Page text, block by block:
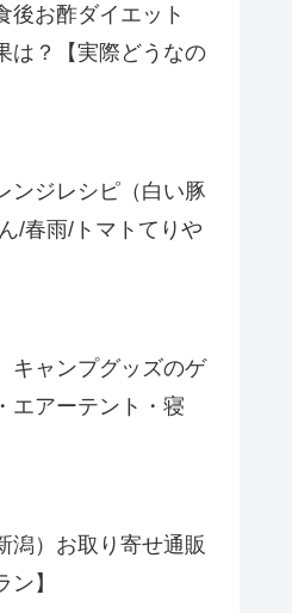
後お酢ダイエット
は？【実際どうなの
ンジレシピ（白い豚
/春雨/トマトてりや
キャンプグッズのゲ
エアーテント・寝
潟）お取り寄せ通販
】